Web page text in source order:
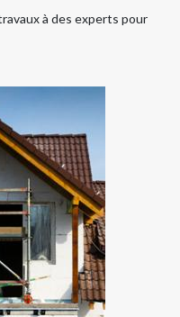
à des experts pour